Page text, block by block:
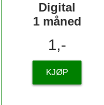
Digital
1 måned
1,-
KJØP